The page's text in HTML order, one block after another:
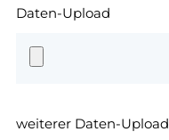
Daten-Upload
weiterer Daten-Upload